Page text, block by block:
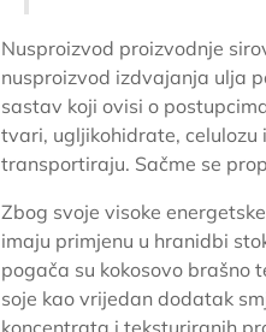
Nusproizvod proizvodnje
nusproizvod izdvajanja ulja
sastav koji ovisi o
tvari, ugljikohidrate, celulozu
transportiraju. Sačme se
Zbog svoje visoke
imaju primjenu u hranidbi
pogača su kokosovo brašno
soje kao vrijedan dodatak
koncentrata i teksturiranih